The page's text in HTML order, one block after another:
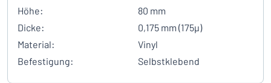
Höhe:
80 mm
Dicke:
0,175 mm (175µ)
Material:
Vinyl
Befestigung:
Selbstklebend